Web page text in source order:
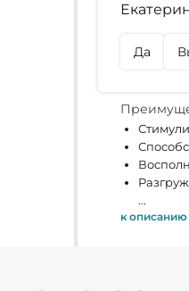
Да
г.
...
к описанию